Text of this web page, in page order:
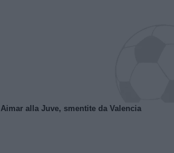
Aimar alla Juve, smentite da Valencia